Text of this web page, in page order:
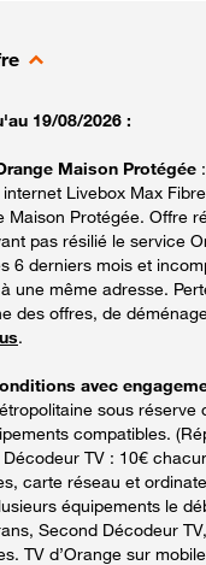
19/08/2026 :
Maison Protégée
Livebox Max
Maison Protégée. Offre
pas résilié le service
6 derniers mois et
une même adresse.
des offres, de
.
avec
sous réserve
compatibles.
TV : 10€
carte réseau et
équipements le
Second Décodeur
TV d’Orange sur